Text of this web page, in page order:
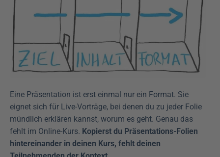
Eine Präsentation ist erst einmal nur ein Format. Sie
eignet sich für Live-Vorträge, bei denen du zu jeder Folie
mündlich erklären kannst, worum es geht. Genau das
fehlt im Online-Kurs. Kopierst du Präsentations-Folien
hintereinander in deinen Kurs, fehlt deinen